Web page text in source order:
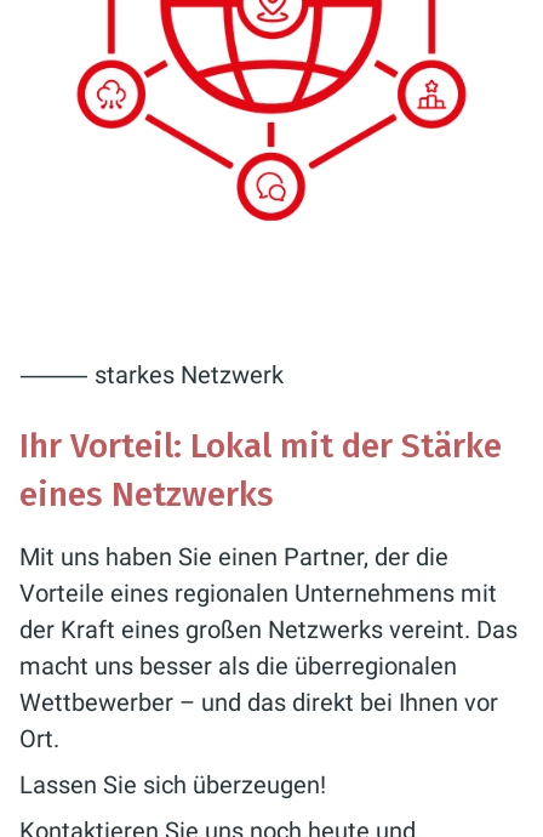
⸻ starkes Netzwerk
Ihr Vorteil: Lokal mit der Stärke
eines Netzwerks
Mit uns haben Sie einen Partner, der die
Vorteile eines regionalen Unternehmens mit
der Kraft eines großen Netzwerks vereint. Das
macht uns besser als die überregionalen
Wettbewerber – und das direkt bei Ihnen vor
Ort.
Lassen Sie sich überzeugen!